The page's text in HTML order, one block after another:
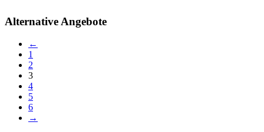
Alternative Angebote
←
1
2
3
4
5
6
→